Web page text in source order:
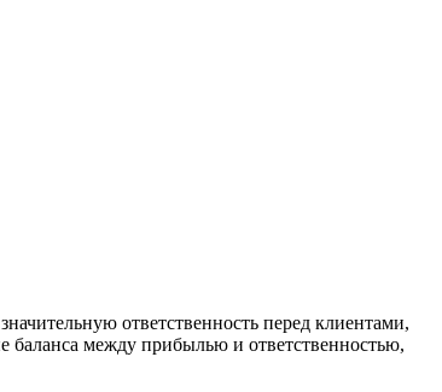
ответственность перед клиентами,
баланса между прибылью и ответственностью,